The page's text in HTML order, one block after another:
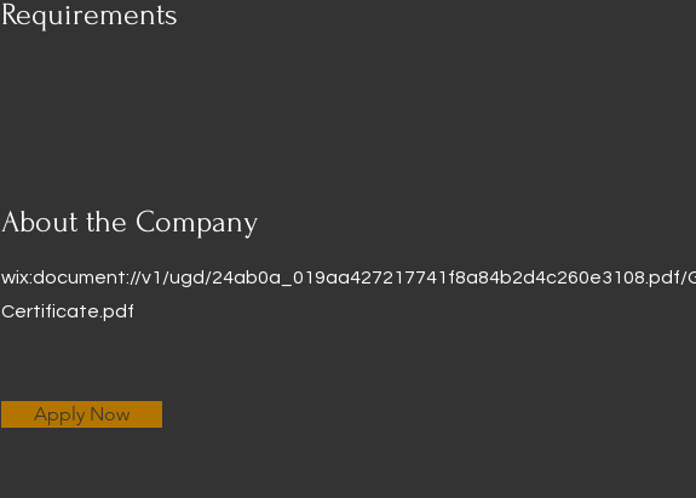
Requirements
About the Company
wix:document://v1/ugd/24ab0a_019aa427217741f8a84b2d4c260e3108.pdf/
Certificate.pdf
Apply Now